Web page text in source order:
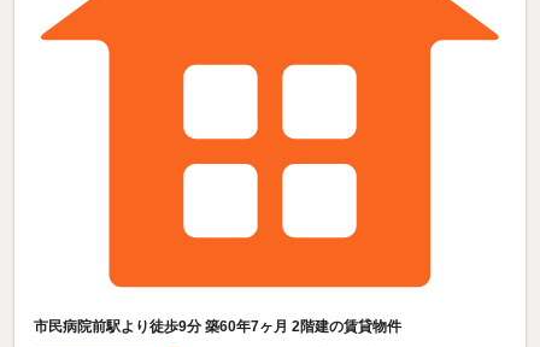
市民病院前駅より徒歩9分 築60年7ヶ月 2階建の賃貸物件